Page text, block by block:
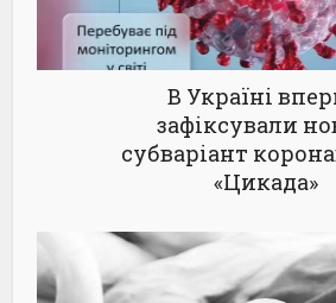
В Україні
зафіксували
субваріант
«Цикада»